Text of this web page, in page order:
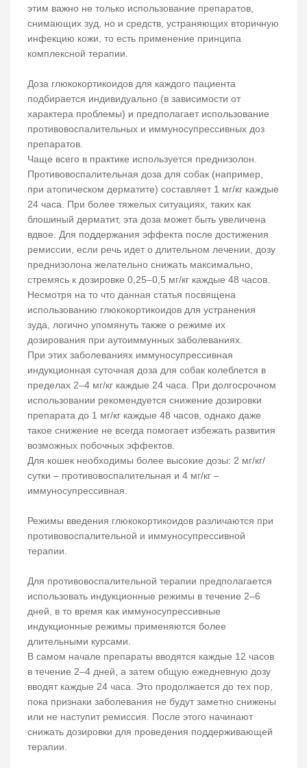
этим важно не только использование препаратов,
снимающих зуд, но и средств, устраняющих вторичную
инфекцию кожи, то есть применение принципа
комплексной терапии.
Доза глюкокортикоидов для каждого пациента
подбирается индивидуально (в зависимости от
характера проблемы) и предполагает использование
противовоспалительных и иммуносупрессивных доз
препаратов.
Чаще всего в практике используется преднизолон.
Противовоспалительная доза для собак (например,
при атопическом дерматите) составляет 1 мг/кг каждые
24 часа. При более тяжелых ситуациях, таких как
блошиный дерматит, эта доза может быть увеличена
вдвое. Для поддержания эффекта после достижения
ремиссии, если речь идет о длительном лечении, дозу
преднизолона желательно снижать максимально,
стремясь к дозировке 0,25–0,5 мг/кг каждые 48 часов.
Несмотря на то что данная статья посвящена
использованию глюкокортикоидов для устранения
зуда, логично упомянуть также о режиме их
дозирования при аутоиммунных заболеваниях.
При этих заболеваниях иммуносупрессивная
индукционная суточная доза для собак колеблется в
пределах 2–4 мг/кг каждые 24 часа. При долгосрочном
использовании рекомендуется снижение дозировки
препарата до 1 мг/кг каждые 48 часов, однако даже
такое снижение не всегда помогает избежать развития
возможных побочных эффектов.
Для кошек необходимы более высокие дозы: 2 мг/кг/
сутки – противовоспалительная и 4 мг/кг –
иммуносупрессивная.
Режимы введения глюкокортикоидов различаются при
противовоспалительной и иммуносупрессивной
терапии.
Для противовоспалительной терапии предполагается
использовать индукционные режимы в течение 2–6
дней, в то время как иммуносупрессивные
индукционные режимы применяются более
длительными курсами.
В самом начале препараты вводятся каждые 12 часов
в течение 2–4 дней, а затем общую ежедневную дозу
вводят каждые 24 часа. Это продолжается до тех пор,
пока признаки заболевания не будут заметно снижены
или не наступит ремиссия. После этого начинают
снижать дозировки для проведения поддерживающей
терапии.